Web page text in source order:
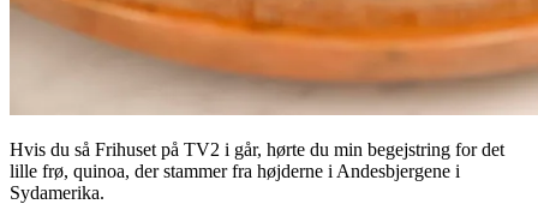
Hvis du så Frihuset på TV2 i går, hørte du min begejstring for det
lille frø, quinoa, der stammer fra højderne i Andesbjergene i
Sydamerika.